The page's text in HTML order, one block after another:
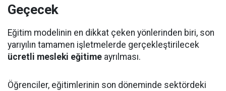
Geçecek
Eğitim modelinin en dikkat çeken yönlerinden biri, son
yarıyılın tamamen işletmelerde gerçekleştirilecek
ücretli mesleki eğitime ayrılması.
Öğrenciler, eğitimlerinin son döneminde sektördeki